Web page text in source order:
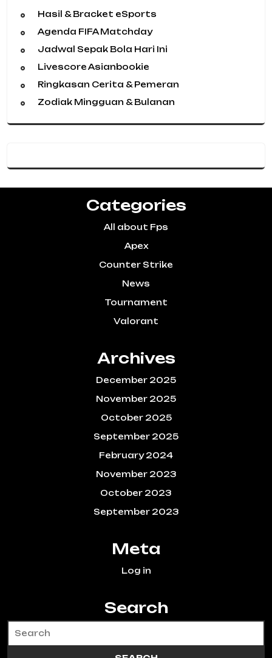
Hasil & Bracket eSports
Agenda FIFA Matchday
Jadwal Sepak Bola Hari Ini
Livescore Asianbookie
Ringkasan Cerita & Pemeran
Zodiak Mingguan & Bulanan
Categories
All about Fps
Apex
Counter Strike
News
Tournament
Valorant
Archives
December 2025
November 2025
October 2025
September 2025
February 2024
November 2023
October 2023
September 2023
Meta
Log in
Search